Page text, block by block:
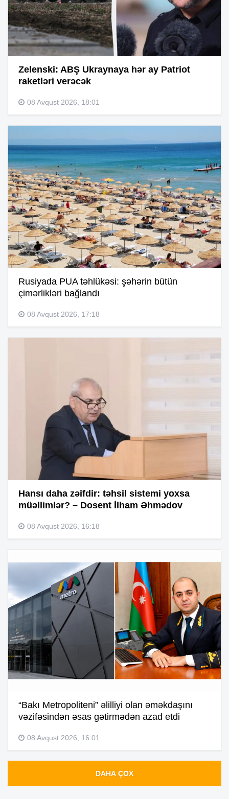
Zelenski: ABŞ Ukraynaya hər ay Patriot
raketləri verəcək
08 Avqust 2026, 18:01
Rusiyada PUA təhlükəsi: şəhərin bütün
çimərlikləri bağlandı
08 Avqust 2026, 17:18
Hansı daha zəifdir: təhsil sistemi yoxsa
müəllimlər? – Dosent İlham Əhmədov
08 Avqust 2026, 16:18
“Bakı Metropoliteni” əlilliyi olan əməkdaşını
vəzifəsindən əsas gətirmədən azad etdi
08 Avqust 2026, 16:01
DAHA ÇOX